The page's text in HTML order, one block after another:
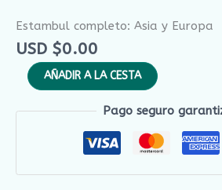
Estambul completo: Asia y Europa
USD $0.00
AÑADIR A LA CESTA
Pago seguro